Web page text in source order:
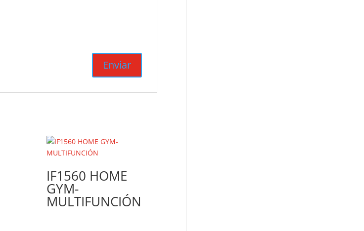
IF1560 HOME
GYM-
MULTIFUNCIÓN